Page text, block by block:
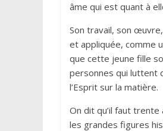
âme qui est quant à
Son travail, son
et appliquée, comme
que cette jeune fille
personnes qui luttent
l’Esprit sur la matière.
On dit qu’il faut
les grandes figures